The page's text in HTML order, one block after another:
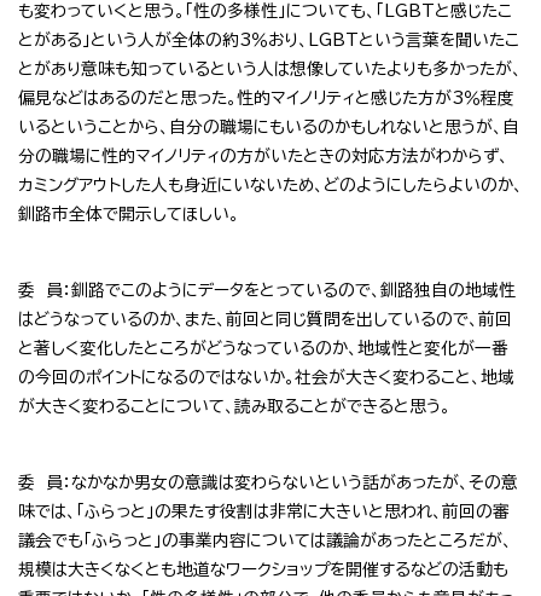
も変わっていくと思う。「性の多様性」についても、「LGBTと感じたこ
とがある」という人が全体の約3％おり、LGBTという言葉を聞いたこ
とがあり意味も知っているという人は想像していたよりも多かったが、
偏見などはあるのだと思った。性的マイノリティと感じた方が3％程度
いるということから、自分の職場にもいるのかもしれないと思うが、自
分の職場に性的マイノリティの方がいたときの対応方法がわからず、
カミングアウトした人も身近にいないため、どのようにしたらよいのか、
釧路市全体で開示してほしい。
委 員：釧路でこのようにデータをとっているので、釧路独自の地域性
はどうなっているのか、また、前回と同じ質問を出しているので、前回
と著しく変化したところがどうなっているのか、地域性と変化が一番
の今回のポイントになるのではないか。社会が大きく変わること、地域
が大きく変わることについて、読み取ることができると思う。
委 員：なかなか男女の意識は変わらないという話があったが、その意
味では、「ふらっと」の果たす役割は非常に大きいと思われ、前回の審
議会でも「ふらっと」の事業内容については議論があったところだが、
規模は大きくなくとも地道なワークショップを開催するなどの活動も